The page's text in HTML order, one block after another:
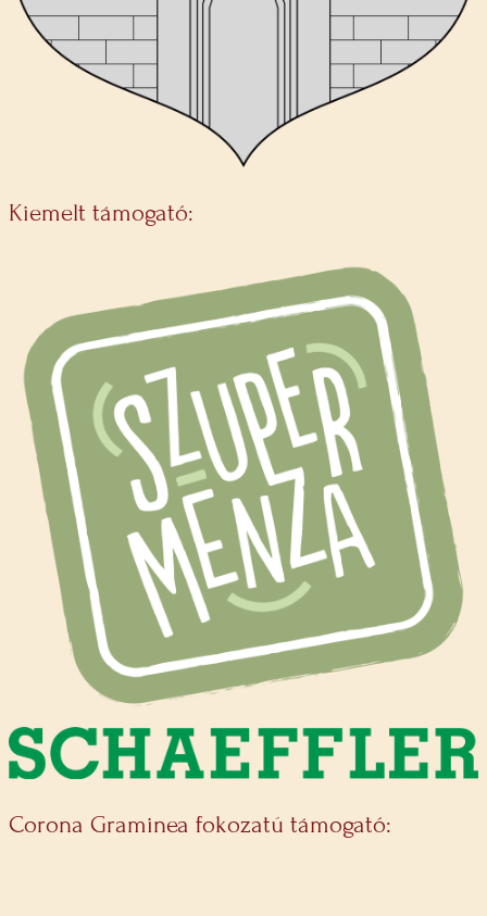
Kiemelt támogató:
Corona Graminea fokozatú támogató: